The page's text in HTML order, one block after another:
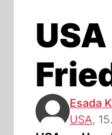
Esada
USA,